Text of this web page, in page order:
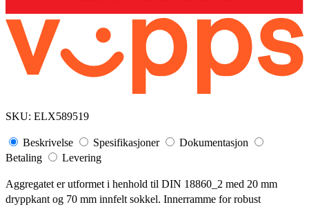
SKU: ELX589519
Beskrivelse Spesifikasjoner
Dokumentasjon
Betaling
Levering
Aggregatet er utformet i henhold til DIN 18860_2 med 20 mm
dryppkant og 70 mm innfelt sokkel. Innerramme for robust